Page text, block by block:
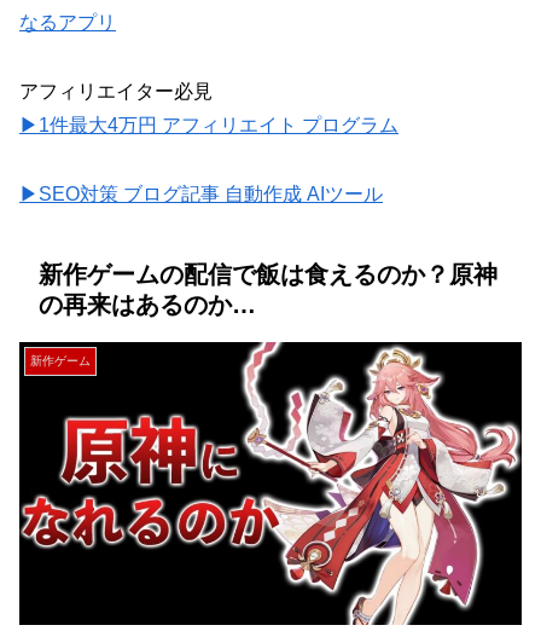
なるアプリ
アフィリエイター必見
▶1件最大4万円 アフィリエイト プログラム
▶SEO対策 ブログ記事 自動作成 AIツール
新作ゲームの配信で飯は食えるのか？原神
の再来はあるのか…
新作ゲーム